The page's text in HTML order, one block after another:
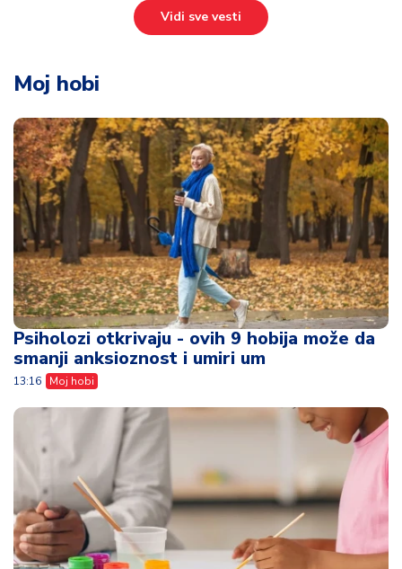
Vidi sve vesti
Moj hobi
Psiholozi otkrivaju - ovih 9 hobija može da
smanji anksioznost i umiri um
13:16 Moj hobi